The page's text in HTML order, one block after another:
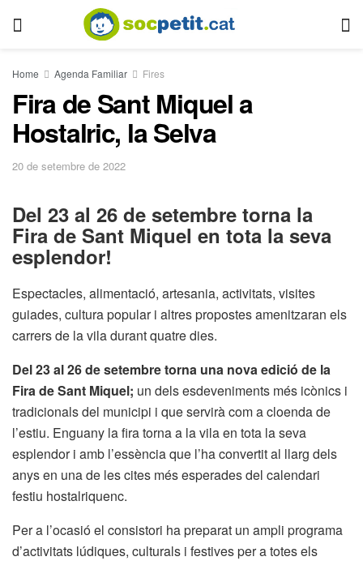
Home Agenda Familiar Fires
Fira de Sant Miquel a
Hostalric, la Selva
20 de setembre de 2022
Del 23 al 26 de setembre torna la
Fira de Sant Miquel en tota la seva
esplendor!
Espectacles, alimentació, artesania, activitats, visites
guiades, cultura popular i altres propostes amenitzaran els
carrers de la vila durant quatre dies.
Del 23 al 26 de setembre torna una nova edició de la
Fira de Sant Miquel; un dels esdeveniments més icònics i
tradicionals del municipi i que servirà com a cloenda de
l’estiu. Enguany la fira torna a la vila en tota la seva
esplendor i amb l’essència que l’ha convertit al llarg dels
anys en una de les cites més esperades del calendari
festiu hostalriquenc.
Per a l’ocasió el consistori ha preparat un ampli programa
d’activitats lúdiques, culturals i festives per a totes els